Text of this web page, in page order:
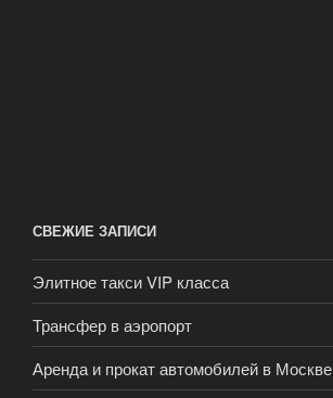
СВЕЖИЕ ЗАПИСИ
Элитное такси VIP класса
Трансфер в аэропорт
Аренда и прокат автомобилей в Москве